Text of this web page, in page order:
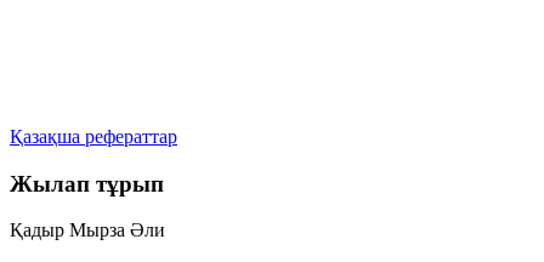
Қазақша рефераттар
Жылап тұрып
Қадыр Мырза Әли